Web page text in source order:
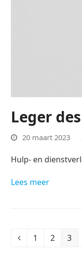
Leger
20 maart 2023
Hulp- en
Lees meer
VorigePage
1 Page
2 3